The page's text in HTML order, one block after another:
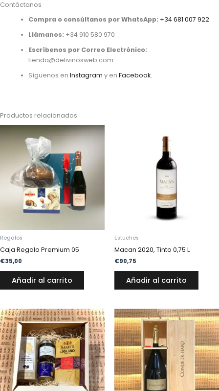
Contáctanos
Compra o consúltanos por WhatsApp: +34 681 007 922
Llámanos: +34 910 580 970
Escríbenos por Correo Electrónico:
tienda@delivinosweb.com
Síguenos enInstagram y enFacebook.
Productos relacionados
Regalos
Caja Regalo Premium 05
€35,00
Añadir al carrito
Estuches
Macan 2020, Tinto 0,75 L
€90,75
Añadir al carrito